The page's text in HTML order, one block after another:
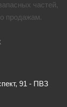
частей,
продажам.
91 - ПВЗ